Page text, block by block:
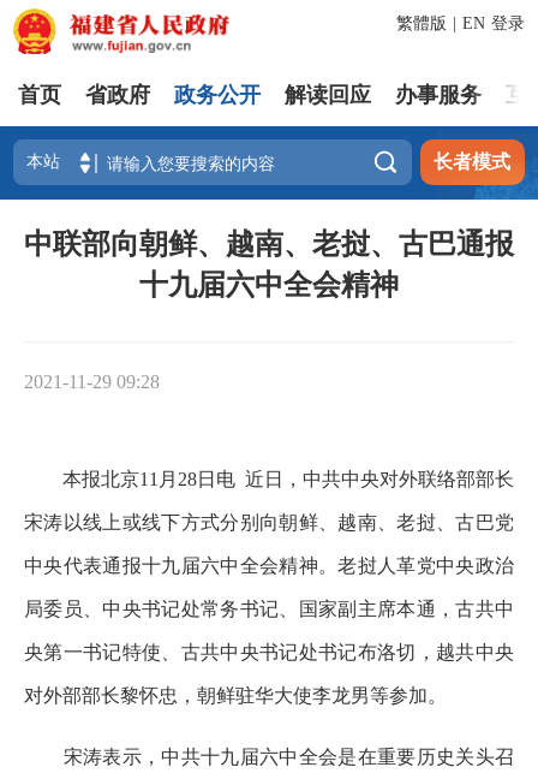
登录
繁體版 EN
首页 省政府 政务公开 解读回应 办事服务 互
 长者模式
中联部向朝鲜、越南、老挝、古巴通报
十九届六中全会精神
2021-11-29 09:28
本报北京11月28日电 近日，中共中央对外联络部部长
宋涛以线上或线下方式分别向朝鲜、越南、老挝、古巴党
中央代表通报十九届六中全会精神。老挝人革党中央政治
局委员、中央书记处常务书记、国家副主席本通，古共中
央第一书记特使、古共中央书记处书记布洛切，越共中央
对外部部长黎怀忠，朝鲜驻华大使李龙男等参加。
宋涛表示，中共十九届六中全会是在重要历史关头召